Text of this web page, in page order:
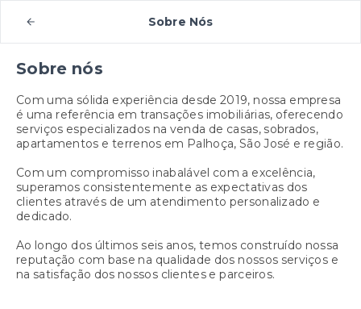
Sobre Nós
Sobre nós
Com uma sólida experiência desde 2019, nossa empresa
é uma referência em transações imobiliárias, oferecendo
serviços especializados na venda de casas, sobrados,
apartamentos e terrenos em Palhoça, São José e região.
Com um compromisso inabalável com a excelência,
superamos consistentemente as expectativas dos
clientes através de um atendimento personalizado e
dedicado.
Ao longo dos últimos seis anos, temos construído nossa
reputação com base na qualidade dos nossos serviços e
na satisfação dos nossos clientes e parceiros.